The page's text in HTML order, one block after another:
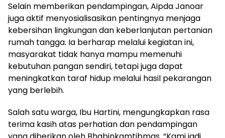
Selain memberikan pendampingan, Aipda Janoar
juga aktif menyosialisasikan pentingnya menjaga
kebersihan lingkungan dan keberlanjutan pertanian
rumah tangga. Ia berharap melalui kegiatan ini,
masyarakat tidak hanya mampu memenuhi
kebutuhan pangan sendiri, tetapi juga dapat
meningkatkan taraf hidup melalui hasil pekarangan
yang berlebih.
Salah satu warga, Ibu Hartini, mengungkapkan rasa
terima kasih atas perhatian dan pendampingan